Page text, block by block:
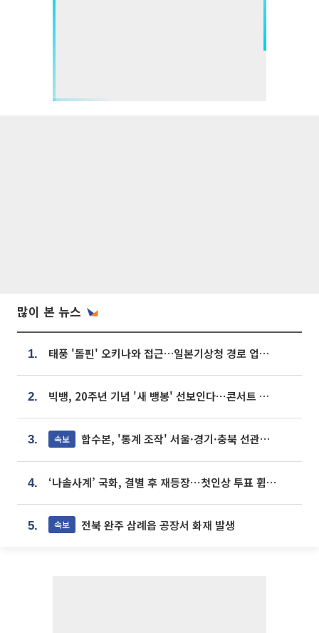
많이 본 뉴스
1. 태풍 '돌핀' 오키나와 접근…일본기상청 경로 업데이트
2. 빅뱅, 20주년 기념 '새 뱅봉' 선보인다⋯콘서트 앞두고 팝업 개최
3. 속보 합수본, '통계 조작' 서울·경기·충북 선관위 등 추가 압수수색
4. ‘나솔사계’ 국화, 결별 후 재등장⋯첫인상 투표 휩쓸고 ‘인기녀’ 등극
5. 속보 전북 완주 삼례읍 공장서 화재 발생